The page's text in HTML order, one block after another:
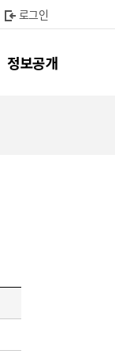
로그인
정보공개